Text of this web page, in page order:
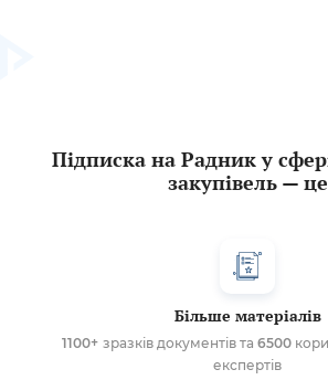
Підписка на Радник у
закупівель — це
Більше матеріалів
1100+ зразків документів та 6500
експертів